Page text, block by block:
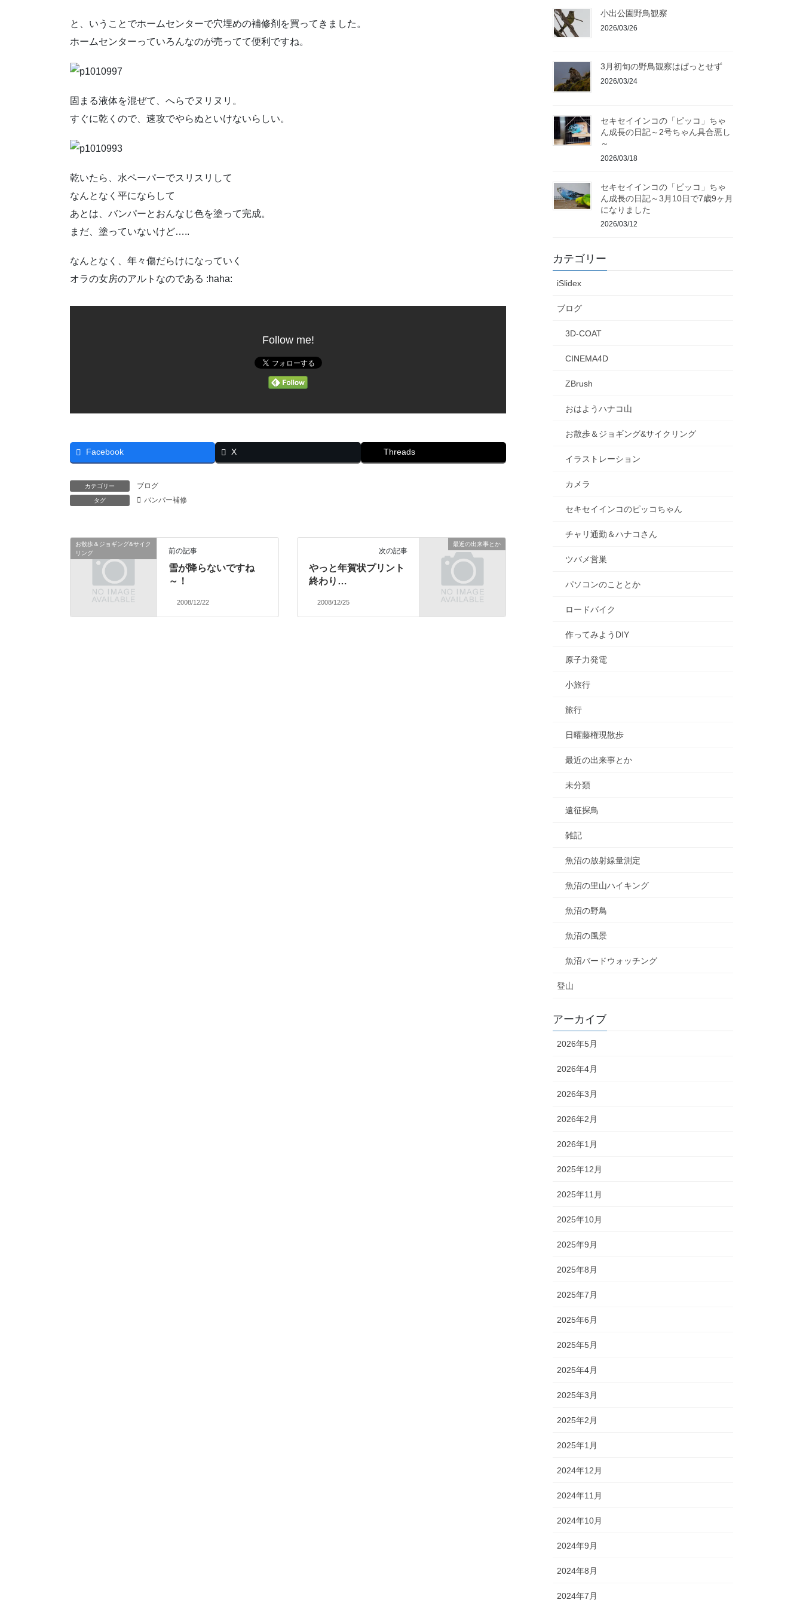
と、いうことでホームセンターで穴埋めの補修剤を買ってきました。
ホームセンターっていろんなのが売ってて便利ですね。
固まる液体を混ぜて、へらでヌリヌリ。
すぐに乾くので、速攻でやらぬといけないらしい。
乾いたら、水ペーパーでスリスリして
なんとなく平にならして
あとは、バンパーとおんなじ色を塗って完成。
まだ、塗っていないけど…..
なんとなく、年々傷だらけになっていく
オラの女房のアルトなのである :haha:
Follow me!
Facebook X Threads
カテゴリー ブログ
タグ バンパー補修
お散歩＆ジョギング&サイク
リング
前の記事
雪が降らないですね
～！
2008/12/22
最近の出来事とか
次の記事
やっと年賀状プリント
終わり…
2008/12/25
小出公園野鳥観察
2026/03/26
3月初旬の野鳥観察はぱっとせず
2026/03/24
セキセイインコの「ピッコ」ちゃ
ん成長の日記～2号ちゃん具合悪し
～
2026/03/18
セキセイインコの「ピッコ」ちゃ
ん成長の日記～3月10日で7歳9ヶ月
になりました
2026/03/12
カテゴリー
iSlidex
ブログ
3D-COAT
CINEMA4D
ZBrush
おはようハナコ山
お散歩＆ジョギング&サイクリング
イラストレーション
カメラ
セキセイインコのピッコちゃん
チャリ通勤＆ハナコさん
ツバメ営巣
パソコンのこととか
ロードバイク
作ってみようDIY
原子力発電
小旅行
旅行
日曜藤権現散歩
最近の出来事とか
未分類
遠征探鳥
雑記
魚沼の放射線量測定
魚沼の里山ハイキング
魚沼の野鳥
魚沼の風景
魚沼バードウォッチング
登山
アーカイブ
2026年5月
2026年4月
2026年3月
2026年2月
2026年1月
2025年12月
2025年11月
2025年10月
2025年9月
2025年8月
2025年7月
2025年6月
2025年5月
2025年4月
2025年3月
2025年2月
2025年1月
2024年12月
2024年11月
2024年10月
2024年9月
2024年8月
2024年7月